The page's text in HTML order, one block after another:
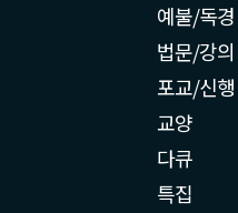
예불/독경
법문/강의
포교/신행
교양
다큐
특집